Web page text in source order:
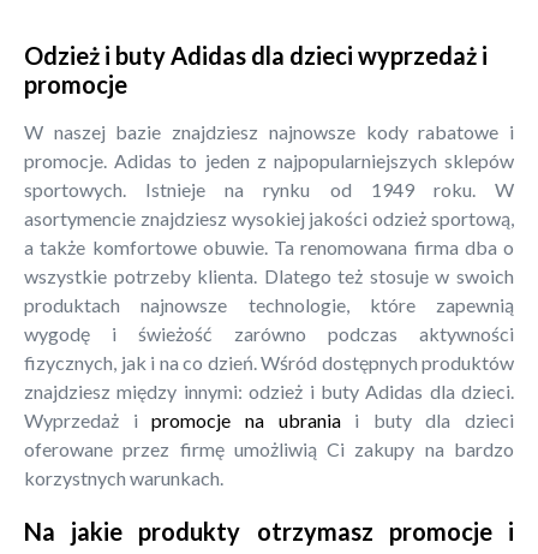
Odzież i buty Adidas dla dzieci wyprzedaż i
promocje
W naszej bazie znajdziesz najnowsze kody rabatowe i
promocje. Adidas to jeden z najpopularniejszych sklepów
sportowych. Istnieje na rynku od 1949 roku. W
asortymencie znajdziesz wysokiej jakości odzież sportową,
a także komfortowe obuwie. Ta renomowana firma dba o
wszystkie potrzeby klienta. Dlatego też stosuje w swoich
produktach najnowsze technologie, które zapewnią
wygodę i świeżość zarówno podczas aktywności
fizycznych, jak i na co dzień. Wśród dostępnych produktów
znajdziesz między innymi: odzież i buty Adidas dla dzieci.
Wyprzedaż ipromocje na ubraniai buty dla dzieci
oferowane przez firmę umożliwią Ci zakupy na bardzo
korzystnych warunkach.
Na jakie produkty otrzymasz promocje i